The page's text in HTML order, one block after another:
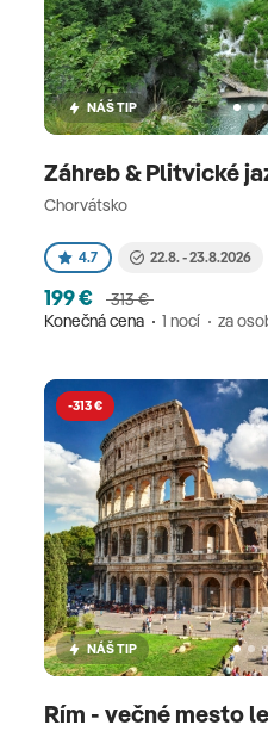
NÁŠ TIP
Záhreb & Plitvické
Chorvátsko
4.7 22.8. - 23.8.2026
199 €
313 €
Konečná cena
1 nocí za
-313 €
NÁŠ TIP
Rím - večné mesto